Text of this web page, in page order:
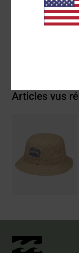
Traçabilité du
Livraison &
Articles vus